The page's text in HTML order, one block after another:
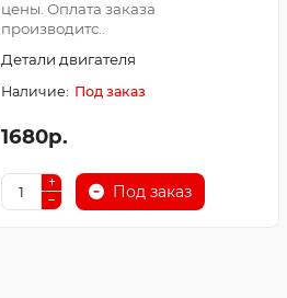
цены. Оплата заказа
производитс..
Детали двигателя
Под заказ
1680р.
Под заказ